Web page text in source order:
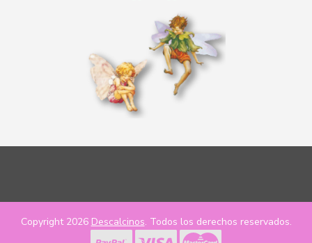
Copyright 2026 Descalcinos. Todos los derechos reservados.